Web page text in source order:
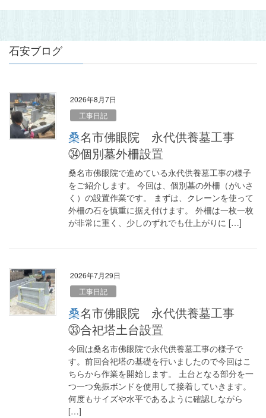
石安ブログ
2026年8月7日
工事日記
桑名市佛眼院 永代供養墓工事
㉞個別墓外柵設置
桑名市佛眼院で進めている永代供養墓工事の様子
をご紹介します。 今回は、個別墓の外柵（がいさ
く）の設置作業です。 まずは、クレーンを使って
外柵の石を慎重に据え付けます。 外柵は一枚一枚
が非常に重く、少しのずれでも仕上がりに […]
2026年7月29日
工事日記
桑名市佛眼院 永代供養墓工事
㉝合祀塔土台設置
今回は桑名市佛眼院で永代供養墓工事の様子で
す。前回合祀塔の基礎を行いましたので今回はこ
ちらから作業を開始します。 土台となる部分を一
つ一つ免振ボンドを使用して接着していきます。
何度もサイズや水平であるように確認しながら
[…]